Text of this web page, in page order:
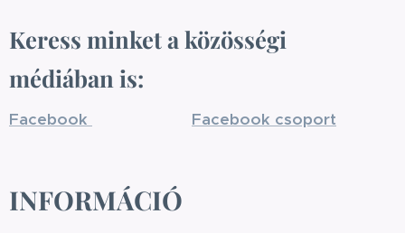
Keress minket a közösségi
médiában is:
Facebook Facebook csoport
INFORMÁCIÓ